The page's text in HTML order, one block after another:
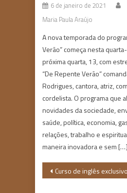
6 de janeiro de 2021
Maria Paula Araújo
A nova temporada do
Verão” começa nesta
próxima quarta, 13, com
“De Repente Verão”
Rodrigues, cantora, atriz,
cordelista. O programa que
novidades da sociedade,
saúde, política, economia,
relações, trabalho e
maneira inovadora e sem […]
Navegação
Curso de inglês exclusivo para pessoas negras recebe inscrições até esta quarta